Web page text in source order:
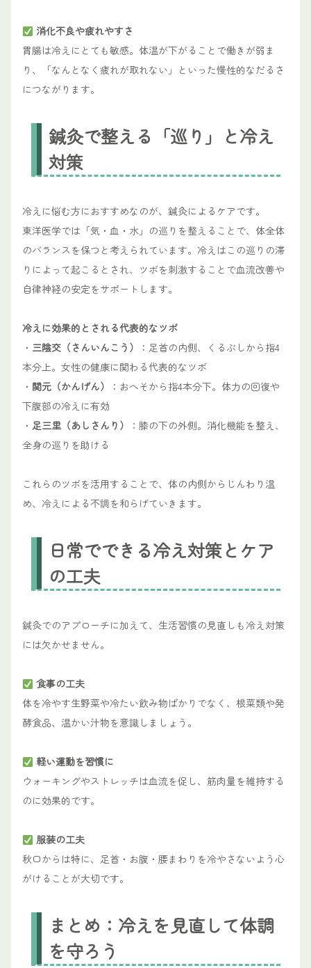
消化不良や疲れやすさ
胃腸は冷えにとても敏感。体温が下がることで働きが弱ま
り、「なんとなく疲れが取れない」といった慢性的なだるさ
につながります。
鍼灸で整える「巡り」と冷え
対策
冷えに悩む方におすすめなのが、鍼灸によるケアです。
東洋医学では「気・血・水」の巡りを整えることで、体全体
のバランスを保つと考えられています。冷えはこの巡りの滞
りによって起こるとされ、ツボを刺激することで血流改善や
自律神経の安定をサポートします。
冷えに効果的とされる代表的なツボ
・ 三陰交（さんいんこう）
：足首の内側、くるぶしから指4
本分上。女性の健康に関わる代表的なツボ
・ 関元（かんげん）
：おへそから指4本分下。体力の回復や
下腹部の冷えに有効
・ 足三里（あしさんり）
：膝の下の外側。消化機能を整え、
全身の巡りを助ける
これらのツボを活用することで、体の内側からじんわり温
め、冷えによる不調を和らげていきます。
日常でできる冷え対策とケア
の工夫
鍼灸でのアプローチに加えて、生活習慣の見直しも冷え対策
には欠かせません。
食事の工夫
体を冷やす生野菜や冷たい飲み物ばかりでなく、根菜類や発
酵食品、温かい汁物を意識しましょう。
軽い運動を習慣に
ウォーキングやストレッチは血流を促し、筋肉量を維持する
のに効果的です。
服装の工夫
秋口からは特に、足首・お腹・腰まわりを冷やさないよう心
がけることが大切です。
まとめ：冷えを見直して体調
を守ろう